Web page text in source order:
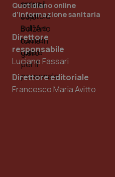
Quotidiano online
d'informazione sanitaria
Direttore
responsabile
Luciano Fassari
Direttore editoriale
Francesco Maria Avitto
tracking-sites-ironfish-
session-id